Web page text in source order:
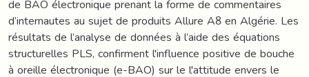
de BAO électronique prenant la forme de commentaires
d’internautes au sujet de produits Allure A8 en Algérie. Les
résultats de l’analyse de données à l’aide des équations
structurelles PLS, confirment l'influence positive de bouche
à oreille électronique (e-BAO) sur le l'attitude envers le